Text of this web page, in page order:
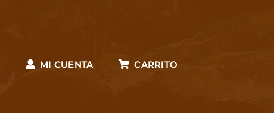
MI CUENTA CARRITO